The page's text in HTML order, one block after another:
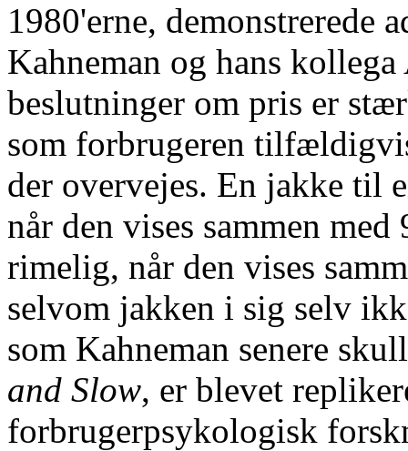
​​1980'erne, demonstrerede
Kahneman og hans
beslutninger om pris er
som forbrugeren
der overvejes. En jakke til
når den vises sammen
rimelig, når den vises
selvom jakken i sig selv
som Kahneman senere
and Slow, er blevet
forbrugerpsykologisk